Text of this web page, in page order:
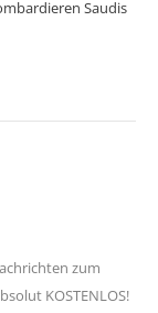
Saudis
zum
KOSTENLOS!